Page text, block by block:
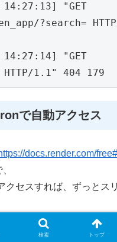
"GET
?search=
"GET
1.1" 404 179
で自動アクセス
docs.render.com/
クセスすれば、ずっとス
30、45分に定期的にアク
停止しました。
検索 トップ